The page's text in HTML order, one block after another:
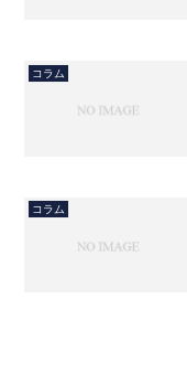
コラム
コラム